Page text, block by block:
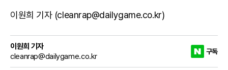
이원희 기자 (cleanrap@dailygame.co.kr)
이원희 기자
cleanrap@dailygame.co.kr
구독